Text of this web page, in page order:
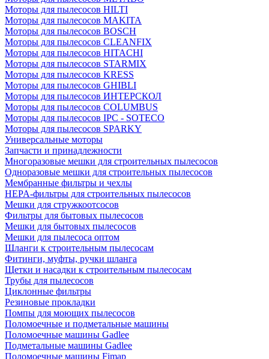
Моторы для пылесосов HILTI
Моторы для пылесосов MAKITA
Моторы для пылесосов BOSCH
Моторы для пылесосов CLEANFIX
Моторы для пылесосов HITACHI
Моторы для пылесосов STARMIX
Моторы для пылесосов KRESS
Моторы для пылесосов GHIBLI
Моторы для пылесосов ИНТЕРСКОЛ
Моторы для пылесосов COLUMBUS
Моторы для пылесосов IPC - SOTECO
Моторы для пылесосов SPARKY
Универсальные моторы
Запчасти и принадлежности
Многоразовые мешки для строительных пылесосов
Одноразовые мешки для строительных пылесосов
Мембранные фильтры и чехлы
HEPA-фильтры для строительных пылесосов
Мешки для стружкоотсосов
Фильтры для бытовых пылесосов
Мешки для бытовых пылесосов
Мешки для пылесоса оптом
Шланги к строительным пылесосам
Фитинги, муфты, ручки шланга
Щетки и насадки к строительным пылесосам
Трубы для пылесосов
Циклонные фильтры
Резиновые прокладки
Помпы для моющих пылесосов
Поломоечные и подметальные машины
Поломоечные машины Gadlee
Подметальные машины Gadlee
Поломоечные машины Fimap